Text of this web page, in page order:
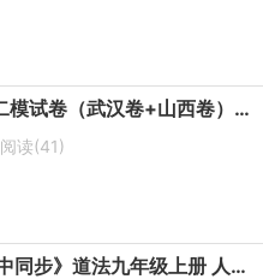
2026中考道法二模试卷（武汉卷+山西卷）PDF电子版下载
阅读(41)
2025秋《53初中同步》道法九年级上册 人教版 PDF电子版下载